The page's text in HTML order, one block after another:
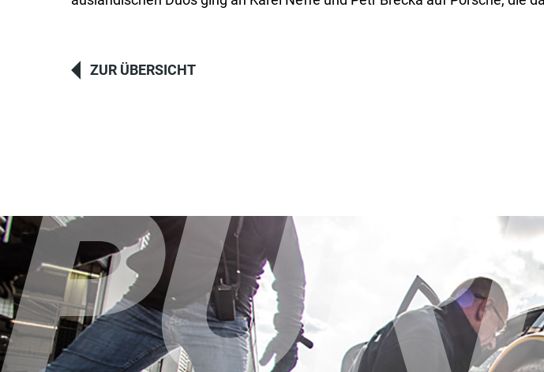
ZUR ÜBERSICHT